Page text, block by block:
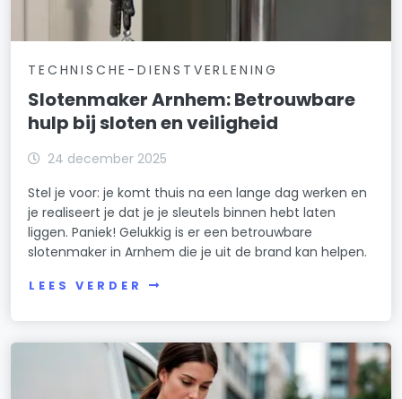
TECHNISCHE-DIENSTVERLENING
Slotenmaker Arnhem: Betrouwbare
hulp bij sloten en veiligheid
24 december 2025
Stel je voor: je komt thuis na een lange dag werken en
je realiseert je dat je je sleutels binnen hebt laten
liggen. Paniek! Gelukkig is er een betrouwbare
slotenmaker in Arnhem die je uit de brand kan helpen.
LEES VERDER